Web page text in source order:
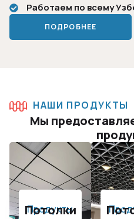
Работаем по всему
ПОДРОБНЕЕ
НАШИ ПРОДУКТЫ
Мы
Продукты
Потолки